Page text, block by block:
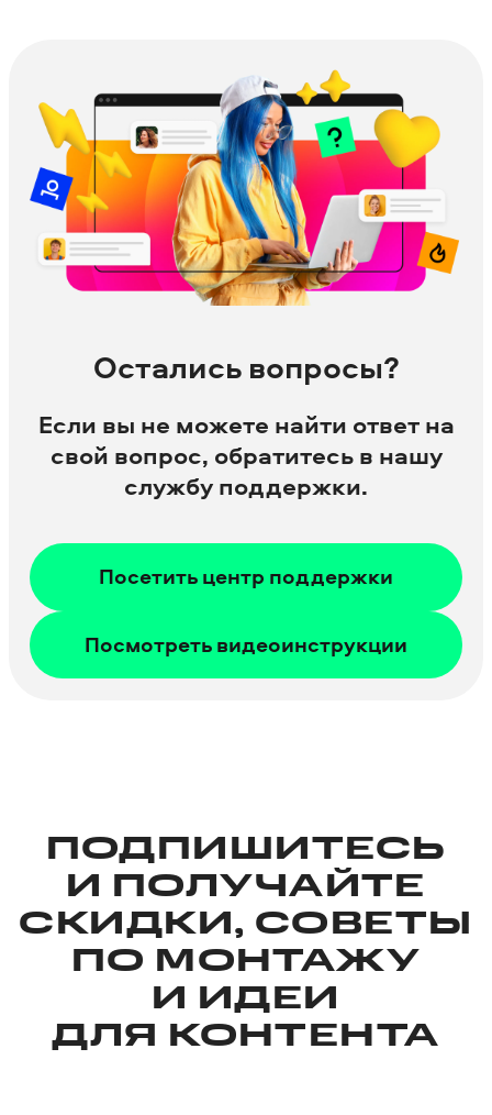
Остались вопросы?
Если вы не можете найти ответ на
свой вопрос, обратитесь в нашу
службу поддержки.
Посетить центр поддержки
Посмотреть видео­инструкции
ПОДПИШИТЕСЬ
И ПОЛУЧАЙТЕ
СКИДКИ, СОВЕТЫ
ПО МОНТАЖУ
И ИДЕИ
ДЛЯ КОНТЕНТА